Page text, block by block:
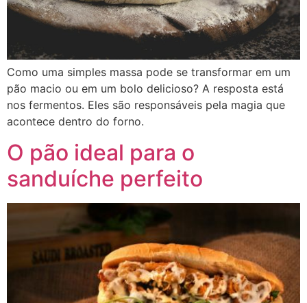
Como uma simples massa pode se transformar em um
pão macio ou em um bolo delicioso? A resposta está
nos fermentos. Eles são responsáveis pela magia que
acontece dentro do forno.
O pão ideal para o
sanduíche perfeito